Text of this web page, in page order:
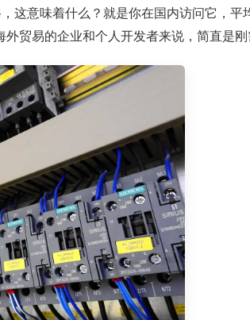
这意味着什么？就是你在国内访问它，平
贸易的企业和个人开发者来说，简直是刚